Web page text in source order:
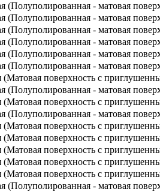
(Полуполированная - матовая
(Полуполированная - матовая
(Полуполированная - матовая
(Полуполированная - матовая
(Полуполированная - матовая
(Полуполированная - матовая
(Матовая поверхность с
(Полуполированная - матовая
(Матовая поверхность с
(Полуполированная - матовая
(Матовая поверхность с
(Матовая поверхность с
(Матовая поверхность с
(Матовая поверхность с
(Матовая поверхность с
(Полуполированная - матовая